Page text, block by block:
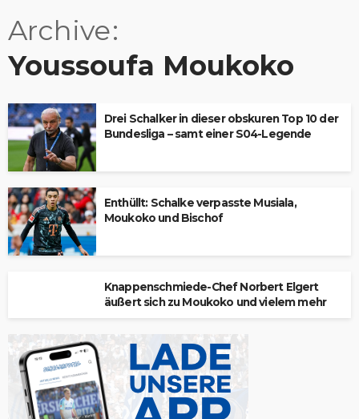
Archive
Youssoufa Moukoko
Drei Schalker in dieser obskuren Top 10 der
Bundesliga – samt einer S04-Legende
Enthüllt: Schalke verpasste Musiala,
Moukoko und Bischof
Knappenschmiede-Chef Norbert Elgert
äußert sich zu Moukoko und vielem mehr